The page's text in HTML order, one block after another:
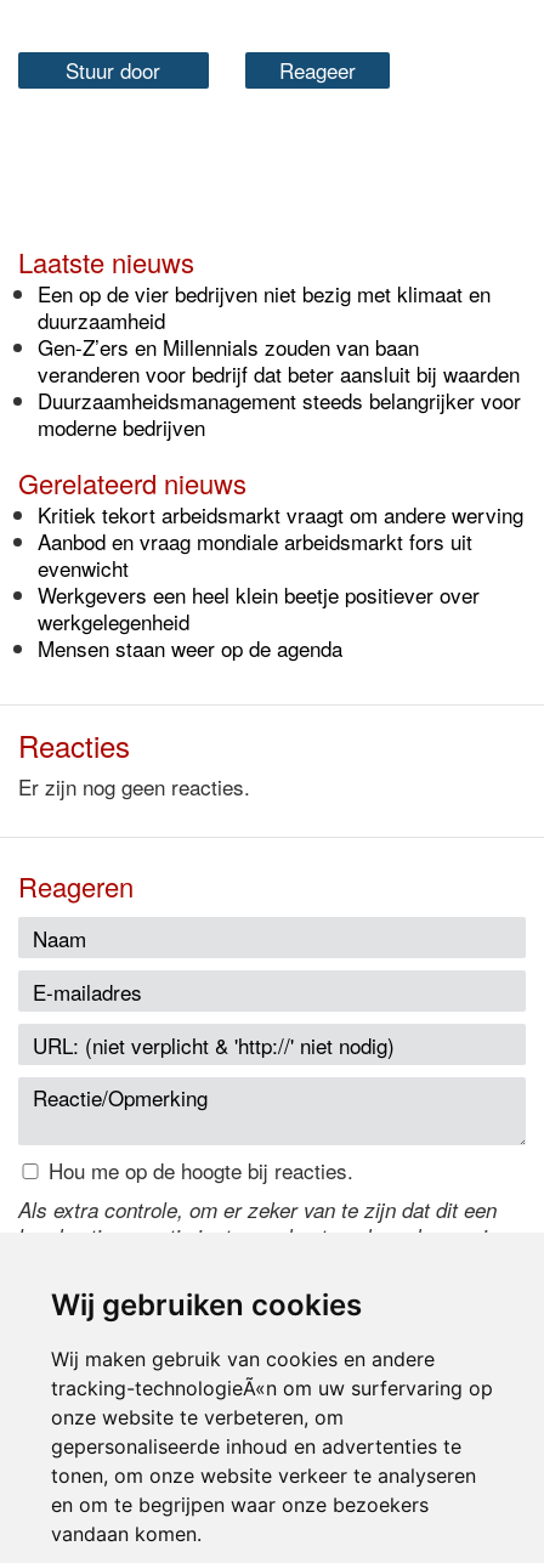
Wij gebruiken cookies
Wij maken gebruik van cookies en andere
tracking-technologieÃ«n om uw surfervaring op
onze website te verbeteren, om
gepersonaliseerde inhoud en advertenties te
tonen, om onze website verkeer te analyseren
en om te begrijpen waar onze bezoekers
vandaan komen.
Stuur door Reageer
Laatste nieuws
Een op de vier bedrijven niet bezig met klimaat en
duurzaamheid
Gen-Z’ers en Millennials zouden van baan
veranderen voor bedrijf dat beter aansluit bij waarden
Duurzaamheidsmanagement steeds belangrijker voor
moderne bedrijven
Gerelateerd nieuws
Kritiek tekort arbeidsmarkt vraagt om andere werving
Aanbod en vraag mondiale arbeidsmarkt fors uit
evenwicht
Werkgevers een heel klein beetje positiever over
werkgelegenheid
Mensen staan weer op de agenda
Reacties
Er zijn nog geen reacties.
Reageren
Hou me op de hoogte bij reacties.
Als extra controle, om er zeker van te zijn dat dit een
handmatige reactie is, typ onderstaande code over in
de code te wijzigen.